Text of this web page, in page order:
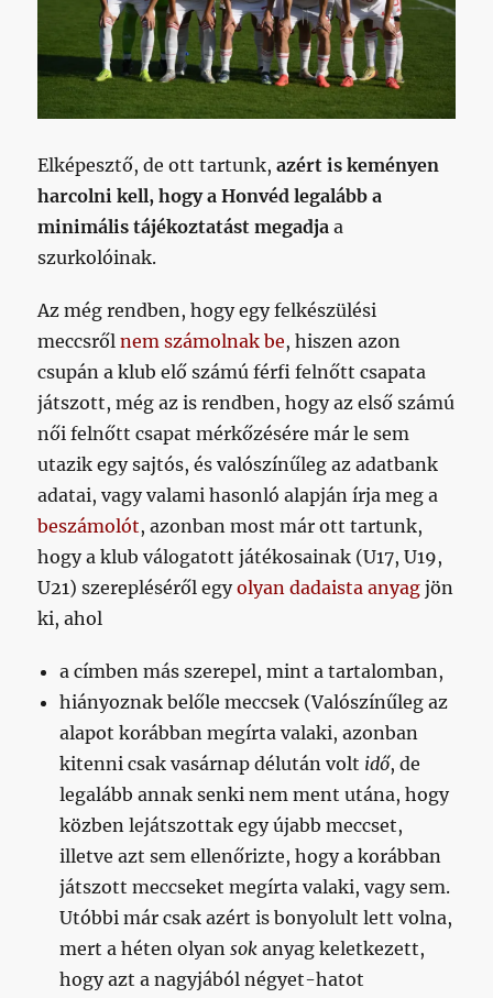
Elképesztő, de ott tartunk,azért is keményen
harcolni kell, hogy a Honvéd legalább a
minimális tájékoztatást megadjaa
szurkolóinak.
Az még rendben, hogy egy felkészülési
meccsrőlnem számolnak be, hiszen azon
csupán a klub elő számú férfi felnőtt csapata
játszott, még az is rendben, hogy az első számú
női felnőtt csapat mérkőzésére már le sem
utazik egy sajtós, és valószínűleg az adatbank
adatai, vagy valami hasonló alapján írja meg a
beszámolót, azonban most már ott tartunk,
hogy a klub válogatott játékosainak (U17, U19,
U21) szerepléséről egyolyan dadaista anyag jön
ki, ahol
a címben más szerepel, mint a tartalomban,
hiányoznak belőle meccsek (Valószínűleg az
alapot korábban megírta valaki, azonban
kitenni csak vasárnap délután volt idő, de
legalább annak senki nem ment utána, hogy
közben lejátszottak egy újabb meccset,
illetve azt sem ellenőrizte, hogy a korábban
játszott meccseket megírta valaki, vagy sem.
Utóbbi már csak azért is bonyolult lett volna,
mert a héten olyansok anyag keletkezett,
hogy azt a nagyjából négyet-hatot